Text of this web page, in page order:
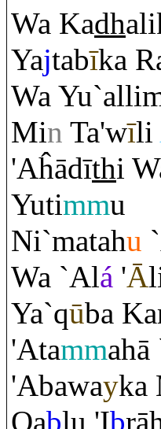
Wa Kadh
Yajtabīka
Wa
Min Ta'wīli
'Aĥādīthi
Yutimmu
Ni`matahu
Wa `Alá 'Ā
Ya`qūba
'Atamm
'Abawayka
Qablu 'Ibrā